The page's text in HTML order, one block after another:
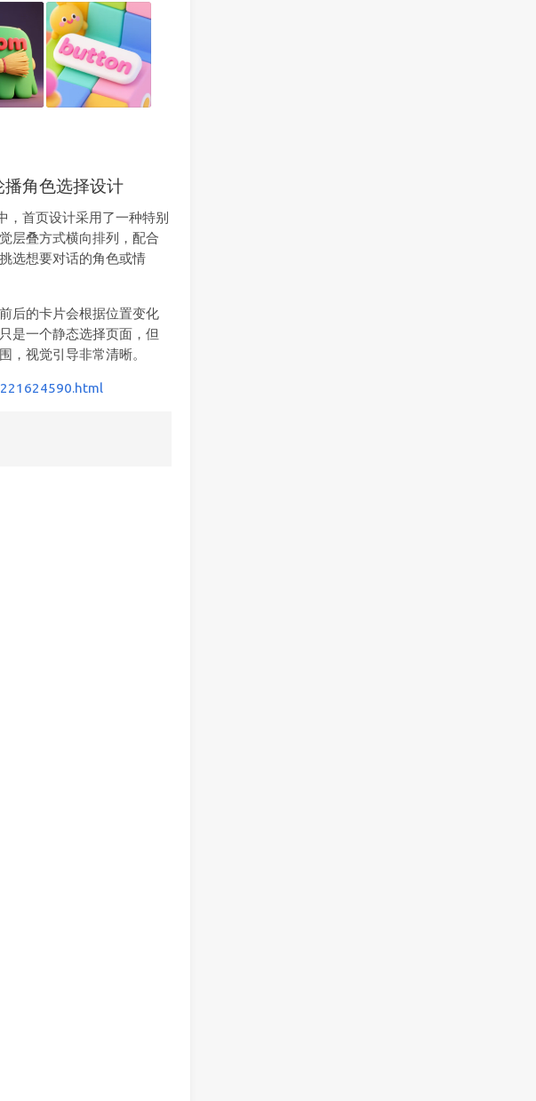
播角色选择设计
首页设计采用了一种特别
层叠方式横向排列，配合
选想要对话的角色或情
后的卡片会根据位置变化
是一个静态选择页面，但
，视觉引导非常清晰。